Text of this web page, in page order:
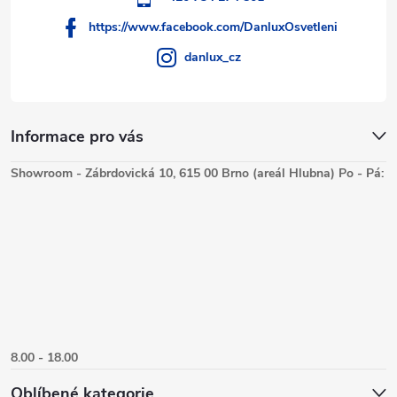
Informace pro vás
https://www.facebook.com/DanluxOsvetleni
danlux_cz
Showroom - Zábrdovická 10, 615 00 Brno (areál Hlubna) Po - Pá:
8.00 - 18.00